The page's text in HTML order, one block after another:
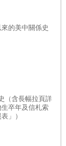
遭到屠殺，企
勞改營的立陶
展示板介紹營
為自己打氣。
朗聲說不知那
角落升起。我
可能是猶太
讓我們發現她
，我們想跟她
乎聽不懂我們
的美中關係史
（含長幅拉頁詳
卒年及信札索
」）